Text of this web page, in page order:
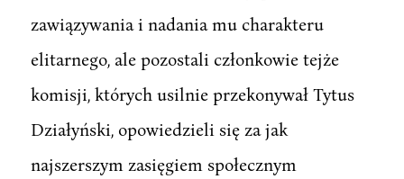
zawiązywania i nadania mu charakteru
elitarnego, ale pozostali członkowie tejże
komisji, których usilnie przekonywał Tytus
Działyński, opowiedzieli się za jak
najszerszym zasięgiem społecznym